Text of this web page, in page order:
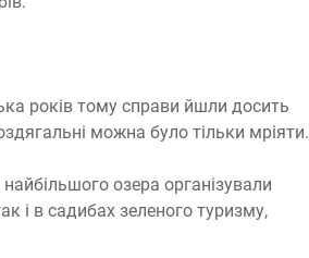
років тому справи йшли досить
можна було тільки мріяти.
озера організували
і в садибах зеленого туризму,